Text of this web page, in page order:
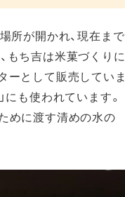
所が開かれ、現在まで
もち吉は米菓づくりに
ーとして販売していま
」にも使われています。
めに渡す清めの水の